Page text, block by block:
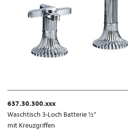
637.30.300.xxx
Waschtisch 3-Loch Batterie ½“
mit Kreuzgriffen